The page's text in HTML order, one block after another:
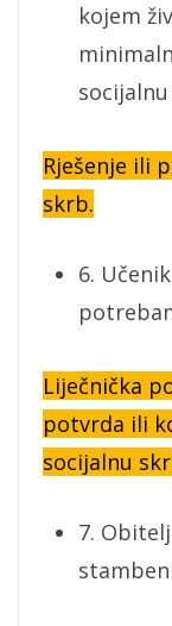
kojem
Rješenje ili
skrb.
6.
Liječnička
potvrda ili
socijalnu
7.